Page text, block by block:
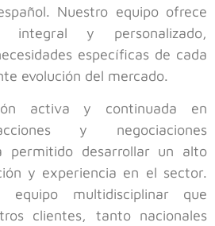
Nuestro equipo ofrece
integral y personalizado,
específicas de cada
evolución del mercado.
activa y continuada en
y negociaciones
permitido desarrollar un alto
y experiencia en el sector.
equipo multidisciplinar que
clientes, tanto nacionales